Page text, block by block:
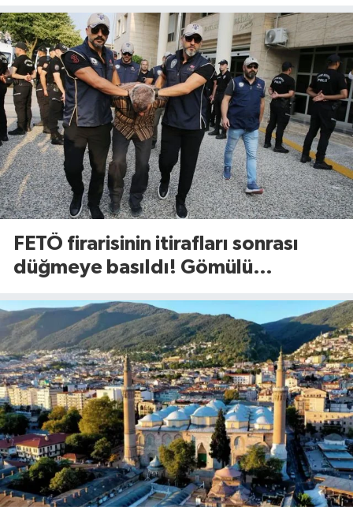
FETÖ firarisinin itirafları sonrası
düğmeye basıldı! Gömülü